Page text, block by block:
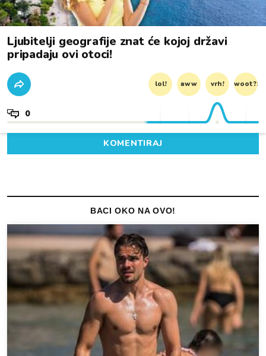
Ljubitelji geografije znat će kojoj državi
pripadaju ovi otoci!
lol! aww vrh! woot?!
0
KOMENTIRAJ